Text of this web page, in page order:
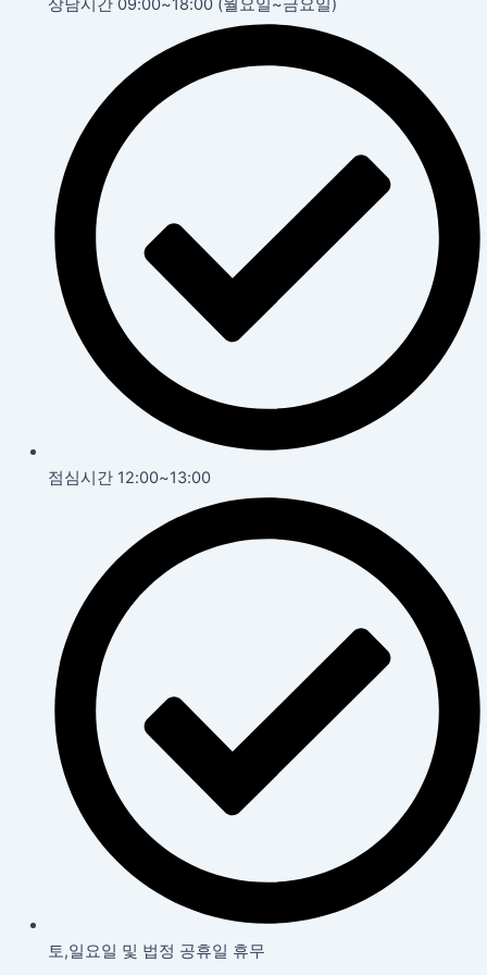
상담시간 09:00~18:00 (월요일~금요일)
점심시간 12:00~13:00
토,일요일 및 법정 공휴일 휴무